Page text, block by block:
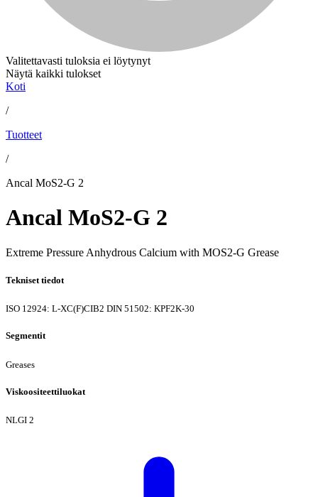
Valitettavasti tuloksia ei löytynyt
Näytä kaikki tulokset
Koti
/
Tuotteet
/
Ancal MoS2-G 2
Ancal MoS2-G 2
Extreme Pressure Anhydrous Calcium with MOS2-G Grease
Tekniset tiedot
ISO 12924: L-XC(F)CIB2 DIN 51502: KPF2K-30
Segmentit
Greases
Viskoositeettiluokat
NLGI 2